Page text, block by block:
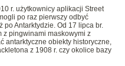
r. użytkownicy aplikacji Street
po raz pierwszy odbyć
po Antarktydzie. Od 17 lipca br.
z pingwinami maskowymi z
antarktyczne obiekty historyczne,
z 1908 r. czy okolice bazy